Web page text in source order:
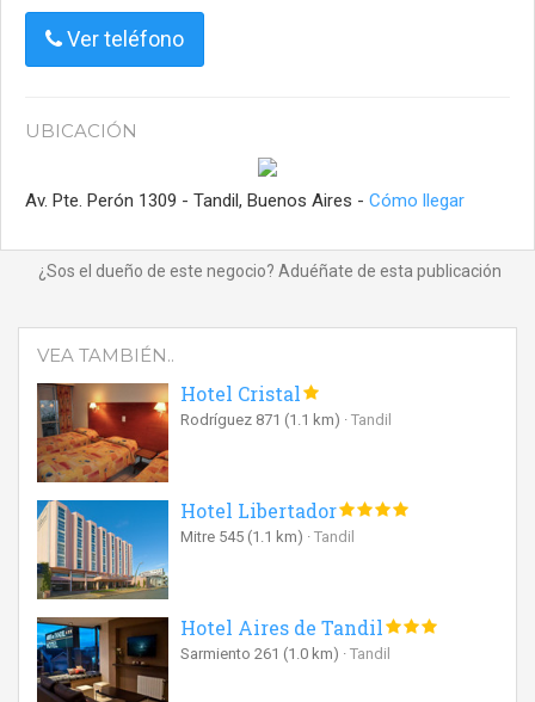
Ver teléfono
UBICACIÓN
Av. Pte. Perón 1309 - Tandil, Buenos Aires - Cómo llegar
¿Sos el dueño de este negocio? Aduéñate de esta publicación
VEA TAMBIÉN..
Hotel Cristal
Rodríguez 871 (1.1 km) Tandil
Hotel Libertador
Mitre 545 (1.1 km) Tandil
Hotel Aires de Tandil
Sarmiento 261 (1.0 km) Tandil